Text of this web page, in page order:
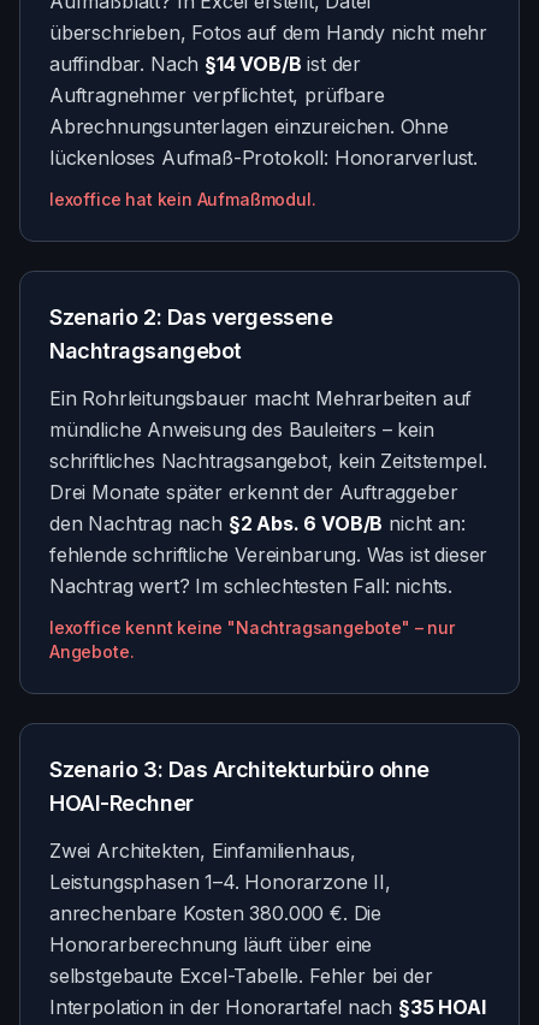
überschrieben, Fotos auf dem Handy nicht mehr
auffindbar. Nach §14 VOB/B ist der
Auftragnehmer verpflichtet, prüfbare
Abrechnungsunterlagen einzureichen. Ohne
lückenloses Aufmaß-Protokoll: Honorarverlust.
lexoffice hat kein Aufmaßmodul.
Szenario 2: Das vergessene
Nachtragsangebot
Ein Rohrleitungsbauer macht Mehrarbeiten auf
mündliche Anweisung des Bauleiters – kein
schriftliches Nachtragsangebot, kein Zeitstempel.
Drei Monate später erkennt der Auftraggeber
den Nachtrag nach §2 Abs. 6 VOB/B nicht an:
fehlende schriftliche Vereinbarung. Was ist dieser
Nachtrag wert? Im schlechtesten Fall: nichts.
lexoffice kennt keine "Nachtragsangebote" – nur
Angebote.
Szenario 3: Das Architekturbüro ohne
HOAI-Rechner
Zwei Architekten, Einfamilienhaus,
Leistungsphasen 1–4. Honorarzone II,
anrechenbare Kosten 380.000 €. Die
Honorarberechnung läuft über eine
selbstgebaute Excel-Tabelle. Fehler bei der
Interpolation in der Honorartafel nach §35 HOAI